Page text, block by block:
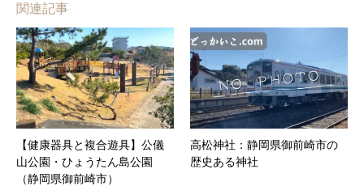
関連記事
【健康器具と複合遊具】公儀
山公園・ひょうたん島公園
（静岡県御前崎市）
高松神社：静岡県御前崎市の
歴史ある神社